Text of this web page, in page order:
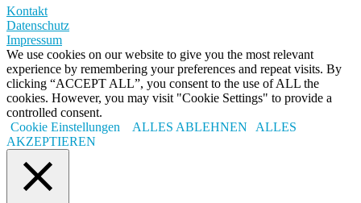
Kontakt
Datenschutz
Impressum
We use cookies on our website to give you the most relevant
experience by remembering your preferences and repeat visits. By
clicking “ACCEPT ALL”, you consent to the use of ALL the
cookies. However, you may visit "Cookie Settings" to provide a
controlled consent.
Cookie Einstellungen
ALLES ABLEHNEN
ALLES
AKZEPTIEREN